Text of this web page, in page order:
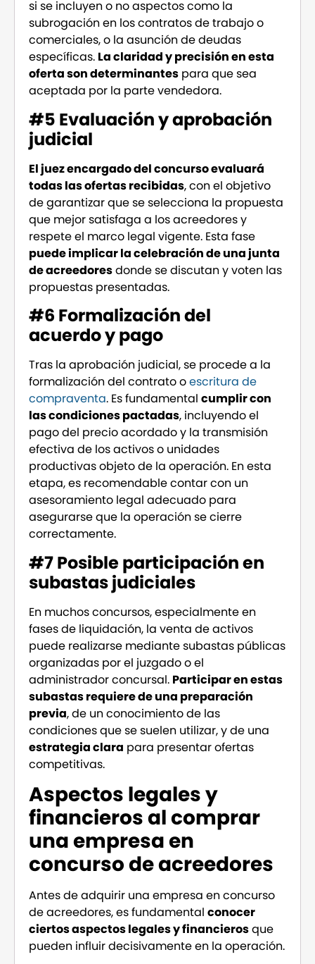
si se incluyen o no aspectos como la
subrogación en los contratos de trabajo o
comerciales, o la asunción de deudas
específicas. La claridad y precisión en esta
oferta son determinantes para que sea
aceptada por la parte vendedora.
#5 Evaluación y aprobación
judicial
El juez encargado del concurso evaluará
todas las ofertas recibidas, con el objetivo
de garantizar que se selecciona la propuesta
que mejor satisfaga a los acreedores y
respete el marco legal vigente. Esta fase
puede implicar la celebración de una junta
de acreedoresdonde se discutan y voten las
propuestas presentadas.
#6 Formalización del
acuerdo y pago
Tras la aprobación judicial, se procede a la
formalización del contrato oescritura de
compraventa. Es fundamental cumplir con
las condiciones pactadas, incluyendo el
pago del precio acordado y la transmisión
efectiva de los activos o unidades
productivas objeto de la operación. En esta
etapa, es recomendable contar con un
asesoramiento legal adecuado para
asegurarse que la operación se cierre
correctamente.
#7 Posible participación en
subastas judiciales
En muchos concursos, especialmente en
fases de liquidación, la venta de activos
puede realizarse mediante subastas públicas
organizadas por el juzgado o el
administrador concursal. Participar en estas
subastas requiere de una preparación
previa, de un conocimiento de las
condiciones que se suelen utilizar, y de una
estrategia clara para presentar ofertas
competitivas.
Aspectos legales y
financieros al comprar
una empresa en
concurso de acreedores
Antes de adquirir una empresa en concurso
de acreedores, es fundamental conocer
ciertos aspectos legales y financierosque
pueden influir decisivamente en la operación.